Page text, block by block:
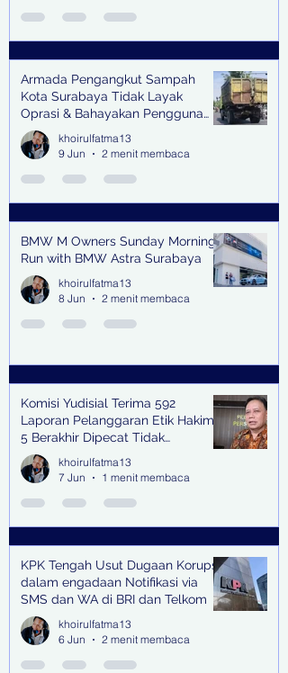
Armada Pengangkut Sampah
Kota Surabaya Tidak Layak
Oprasi & Bahayakan Pengguna
Jalan
khoirulfatma13
9 Jun
2 menit membaca
BMW M Owners Sunday Morning
Run with BMW Astra Surabaya
khoirulfatma13
8 Jun
2 menit membaca
Komisi Yudisial Terima 592
Laporan Pelanggaran Etik Hakim,
5 Berakhir Dipecat Tidak
Terhormat
khoirulfatma13
7 Jun
1 menit membaca
KPK Tengah Usut Dugaan Korupsi
dalam engadaan Notifikasi via
SMS dan WA di BRI dan Telkom
khoirulfatma13
6 Jun
2 menit membaca